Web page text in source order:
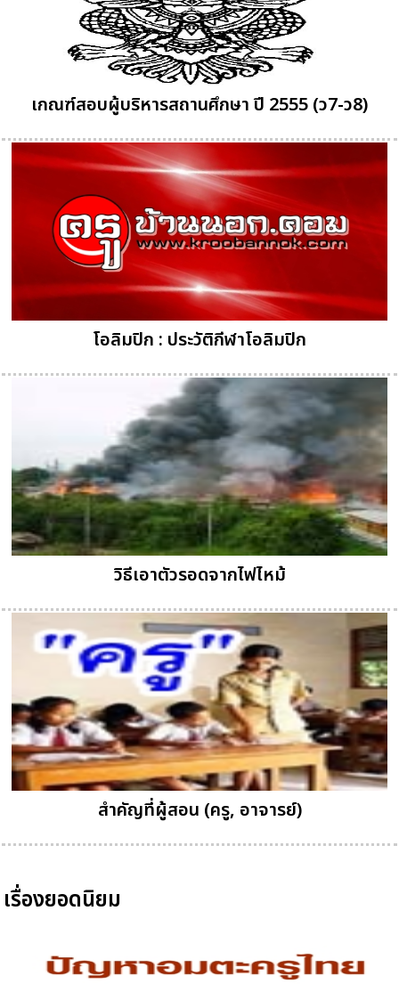
เกณฑ์สอบผู้บริหารสถานศึกษา ปี 2555 (ว7-ว8)
โอลิมปิก : ประวัติกีฬาโอลิมปิก
วิธีเอาตัวรอดจากไฟไหม้
สำคัญที่ผู้สอน (ครู, อาจารย์)
เรื่องยอดนิยม